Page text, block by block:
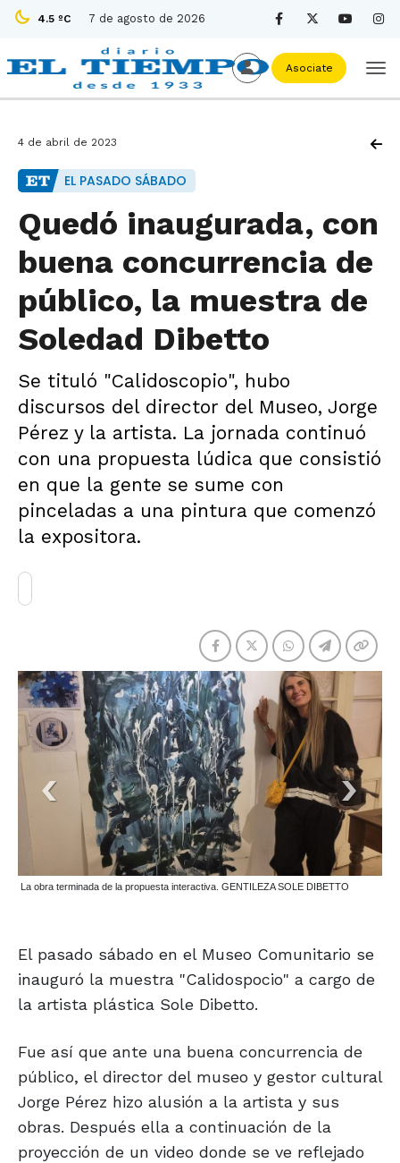
4.5 ºC 7 de agosto de 2026
Asociate
4 de abril de 2023
EL PASADO SÁBADO
Quedó inaugurada, con
buena concurrencia de
público, la muestra de
Soledad Dibetto
Se tituló "Calidoscopio", hubo
discursos del director del Museo, Jorge
Pérez y la artista. La jornada continuó
con una propuesta lúdica que consistió
en que la gente se sume con
pinceladas a una pintura que comenzó
la expositora.
La obra terminada de la propuesta interactiva. GENTILEZA SOLE DIBETTO
El pasado sábado en el Museo Comunitario se
inauguró la muestra "Calidospocio" a cargo de
la artista plástica Sole Dibetto.
Fue así que ante una buena concurrencia de
público, el director del museo y gestor cultural
Jorge Pérez hizo alusión a la artista y sus
obras. Después ella a continuación de la
proyección de un video donde se ve reflejado